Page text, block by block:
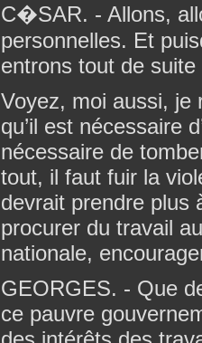
C�SAR. - Allons,
personnelles. Et
entrons tout de
Voyez, moi aussi, je
qu’il est nécessaire
nécessaire de
tout, il faut fuir la
devrait prendre
procurer du travail
nationale,
GEORGES. - Que
ce pauvre